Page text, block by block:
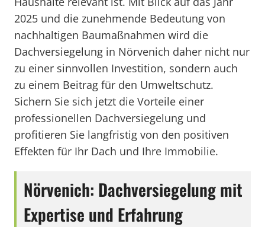
2025 und die zunehmende Bedeutung von
nachhaltigen Baumaßnahmen wird die
Dachversiegelung in Nörvenich daher nicht nur
zu einer sinnvollen Investition, sondern auch
zu einem Beitrag für den Umweltschutz.
Sichern Sie sich jetzt die Vorteile einer
professionellen Dachversiegelung und
profitieren Sie langfristig von den positiven
Effekten für Ihr Dach und Ihre Immobilie.
Nörvenich: Dachversiegelung mit
Expertise und Erfahrung